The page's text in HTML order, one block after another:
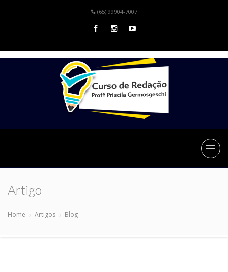
(65) 99904-7007
Artigo
Home Artigos Blog